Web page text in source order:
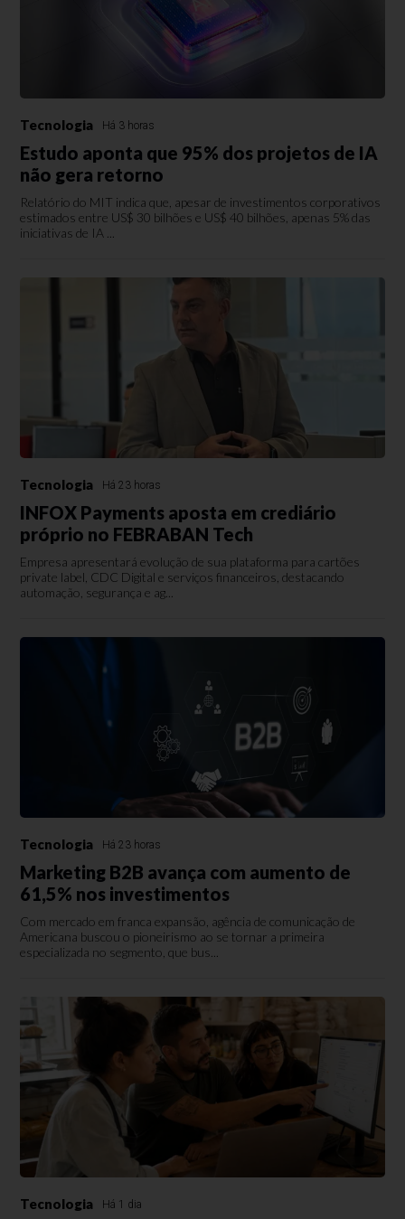
Tecnologia Há 3 horas
Estudo aponta que 95% dos projetos de IA
não gera retorno
Relatório do MIT indica que, apesar de investimentos corporativos
estimados entre US$ 30 bilhões e US$ 40 bilhões, apenas 5% das
iniciativas de IA ...
Tecnologia Há 23 horas
INFOX Payments aposta em crediário
próprio no FEBRABAN Tech
Empresa apresentará evolução de sua plataforma para cartões
private label, CDC Digital e serviços financeiros, destacando
automação, segurança e ag...
Tecnologia Há 23 horas
Marketing B2B avança com aumento de
61,5% nos investimentos
Com mercado em franca expansão, agência de comunicação de
Americana buscou o pioneirismo ao se tornar a primeira
especializada no segmento, que bus...
Tecnologia Há 1 dia